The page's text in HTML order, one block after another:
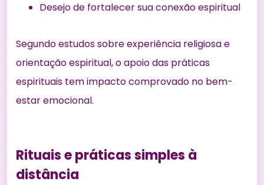
Desejo de fortalecer sua conexão espiritual
Segundo estudos sobre experiência religiosa e
orientação espiritual, o apoio das práticas
espirituais tem impacto comprovado no bem-
estar emocional.
Rituais e práticas simples à
distância